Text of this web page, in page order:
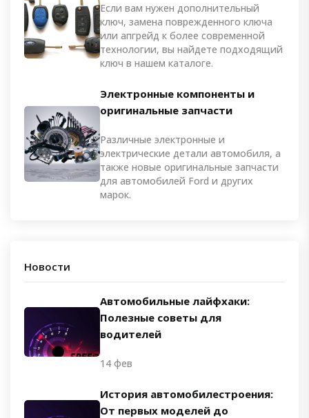
Если вам нужен дополнительный
ключ, замена поврежденного ключа
или апгрейд к более современной
технологии, вы найдете подходящий
ключ в нашем каталоге.
Электронные компоненты и
оригинальные запчасти
Различные электронные и
электрические детали автомобиля, а
также новые оригинальные запчасти
для автомобилей Ford и других
марок.
Новости
Автомобильные лайфхаки:
Полезные советы для
водителей
14 фев
История автомобилестроения:
От первых моделей до